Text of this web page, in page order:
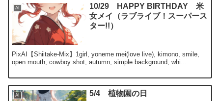
AI
10/29 HAPPY BIRTHDAY 米
女メイ（ラブライブ！スーパース
ター!!）
PixAI【Shiitake-Mix】1girl, yoneme mei(love live), kimono, smile,
open mouth, cowboy shot, autumn, simple background, whi...
AI 5/4 植物園の日